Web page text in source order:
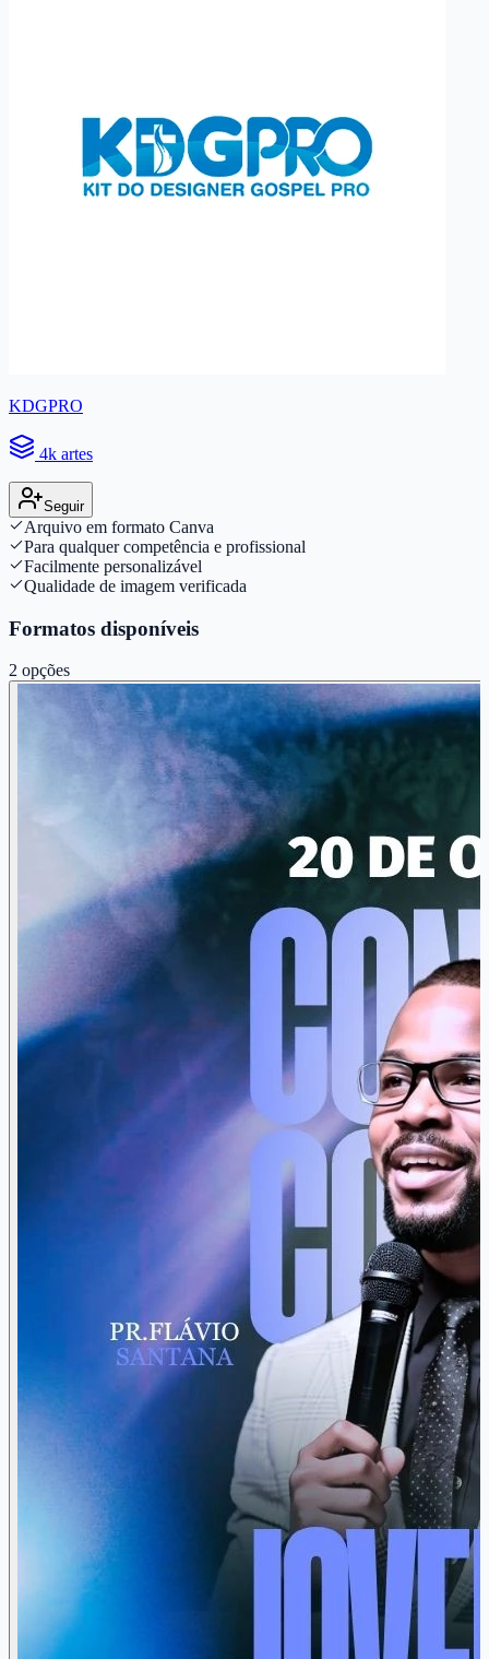
KDGPRO
4k artes
Seguir
Arquivo em formato Canva
Para qualquer competência e profissional
Facilmente personalizável
Qualidade de imagem verificada
Formatos disponíveis
2 opções